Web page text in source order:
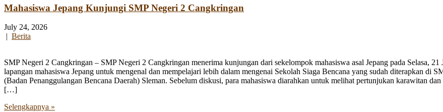
Mahasiswa Jepang Kunjungi SMP Negeri 2 Cangkringan
July 24, 2026
| Berita
SMP Negeri 2 Cangkringan – SMP Negeri 2 Cangkringan menerima kunjungan dari sekelompok mahasiswa asal Jepang pada Selasa,
lapangan mahasiswa Jepang untuk mengenal dan mempelajari lebih dalam mengenai Sekolah Siaga Bencana yang sudah diterapkan
(Badan Penanggulangan Bencana Daerah) Sleman. Sebelum diskusi, para mahasiswa diarahkan untuk melihat pertunjukan karawitan
[…]
Selengkapnya »